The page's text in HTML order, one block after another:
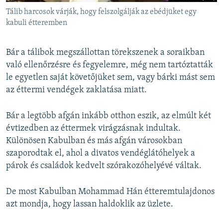
Tálib harcosok várják, hogy felszolgálják az ebédjüket egy
kabuli étteremben
Bár a tálibok megszállottan törekszenek a soraikban
való ellenőrzésre és fegyelemre, még nem tartóztatták
le egyetlen saját követőjüket sem, vagy bárki mást sem
az éttermi vendégek zaklatása miatt.
Bár a legtöbb afgán inkább otthon eszik, az elmúlt két
évtizedben az éttermek virágzásnak indultak.
Különösen Kabulban és más afgán városokban
szaporodtak el, ahol a divatos vendéglátóhelyek a
párok és családok kedvelt szórakozóhelyévé váltak.
De most Kabulban Mohammad Hán étteremtulajdonos
azt mondja, hogy lassan haldoklik az üzlete.